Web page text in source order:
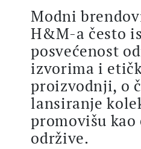
Modni
H&M-a često
posvećenost
izvorima i
proizvodnji, o
lansiranje
promovišu
održive.